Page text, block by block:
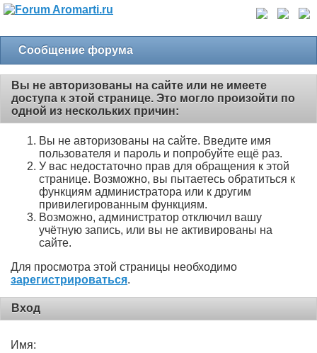
Сообщение форума
Вы не авторизованы на сайте или не имеете
доступа к этой странице. Это могло произойти по
одной из нескольких причин:
Вы не авторизованы на сайте. Введите имя
пользователя и пароль и попробуйте ещё раз.
У вас недостаточно прав для обращения к этой
странице. Возможно, вы пытаетесь обратиться к
функциям администратора или к другим
привилегированным функциям.
Возможно, администратор отключил вашу
учётную запись, или вы не активированы на
сайте.
Для просмотра этой страницы необходимо
зарегистрироваться.
Вход
Имя: